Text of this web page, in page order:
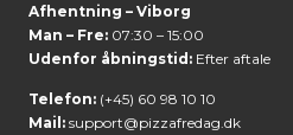
Afhentning – Viborg
Man – Fre: 07:30 – 15:00
Udenfor åbningstid: Efter aftale
Telefon: (+45) 60 98 10 10
Mail: support@pizzafredag.dk